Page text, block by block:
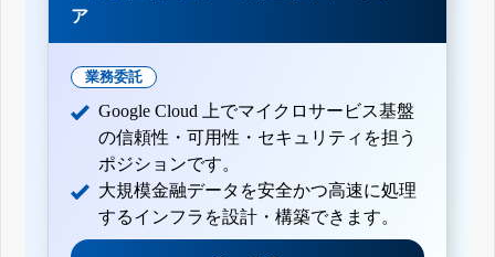
ア
業務委託
Google Cloud 上でマイクロサービス基盤
の信頼性・可用性・セキュリティを担う
ポジションです。
大規模金融データを安全かつ高速に処理
するインフラを設計・構築できます。